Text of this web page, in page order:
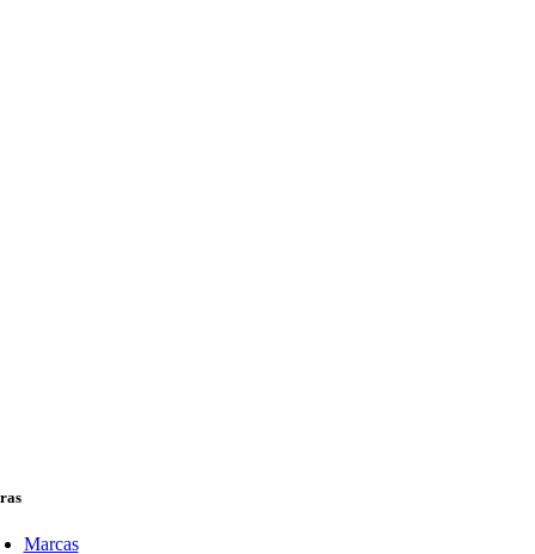
Marcas